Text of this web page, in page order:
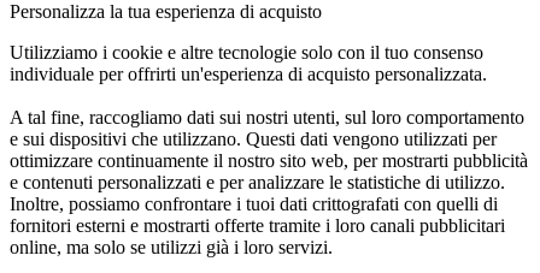
Personalizza la tua esperienza di acquisto
Utilizziamo i cookie e altre tecnologie solo con il tuo consenso
individuale per offrirti un'esperienza di acquisto personalizzata.
A tal fine, raccogliamo dati sui nostri utenti, sul loro comportamento
e sui dispositivi che utilizzano. Questi dati vengono utilizzati per
ottimizzare continuamente il nostro sito web, per mostrarti pubblicità
e contenuti personalizzati e per analizzare le statistiche di utilizzo.
Inoltre, possiamo confrontare i tuoi dati crittografati con quelli di
fornitori esterni e mostrarti offerte tramite i loro canali pubblicitari
online, ma solo se utilizzi già i loro servizi.